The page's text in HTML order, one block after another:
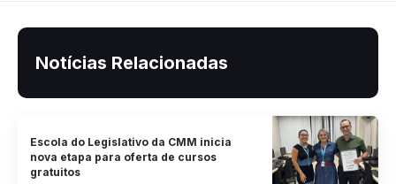
Notícias Relacionadas
Escola do Legislativo da CMM inicia
nova etapa para oferta de cursos
gratuitos